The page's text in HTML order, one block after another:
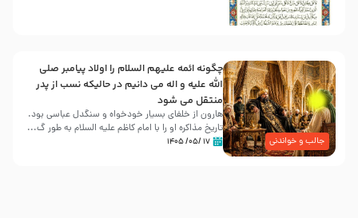
جالب و خواندنی
چگونه ائمه علیهم السلام را اولاد پیامبر صلی
الله علیه و اله می دانیم در حالیکه نسب از پدر
منتقل می شود
هارون از خلفای بسیار خودخواه و سنگدل عباسی بود.
تاریخ مذاکره او را با امام کاظم علیه السلام به طور گ...
۱۷ /۰۵/ ۱۴۰۵